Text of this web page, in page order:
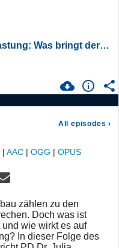
Belastung oder Entlastung: Was bringt der digitale Sozialstaat? | mit Prof. Dr. Tanja Klenk
All episodes ›
| AAC | OGG | OPUS
zählen zu den
Doch was ist
wie wirkt es auf
In dieser Folge des